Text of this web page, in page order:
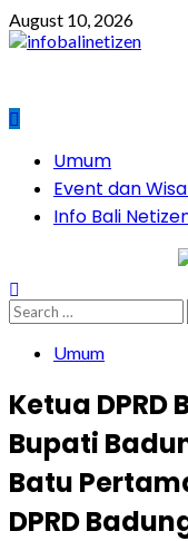
Skip
to
August 10, 2026
PrimaryUmum
Event dan
Info Bali
Search
for:
Umum
Ketua
Bupati
Batu
DPRD